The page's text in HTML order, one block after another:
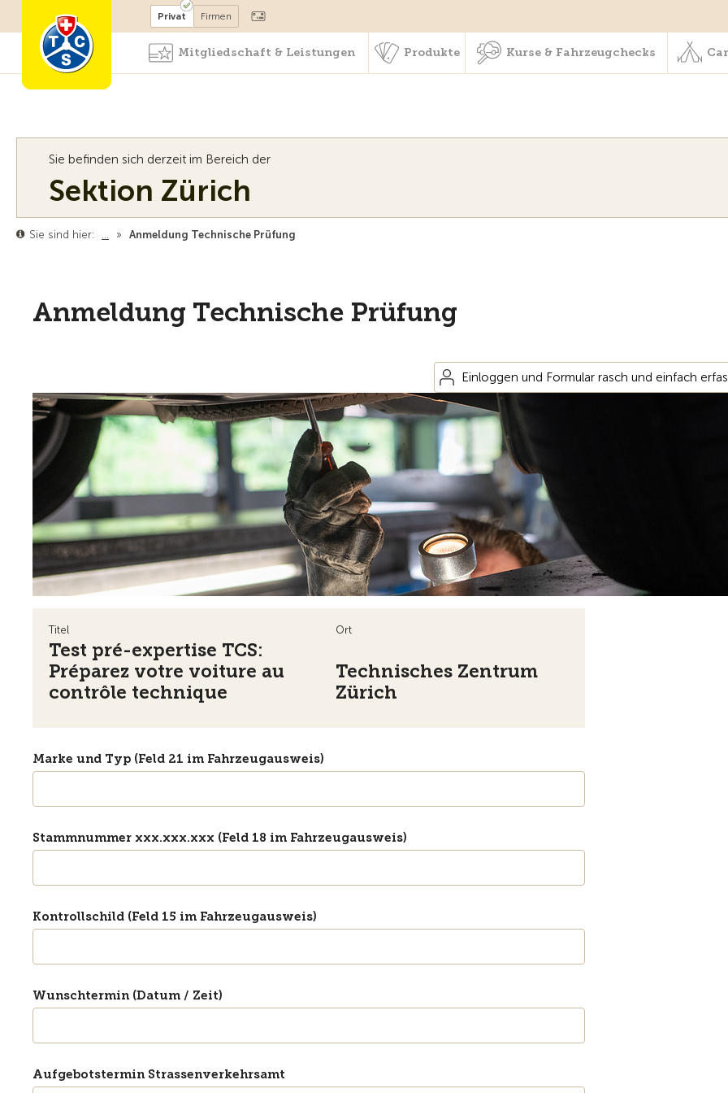
Mitglied werden
Privat Firmen
Mitgliedschaft & Leistungen Produkte Kurse & Fahrzeugchecks
Sie befinden sich derzeit im Bereich der
Sektion Zürich
Sie sind hier: … » Anmeldung Technische Prüfung
Anmeldung Technische Prüfung
Einloggen und Formular rasch und einfach
Titel Ort
Test pré-expertise TCS:
Préparez votre voiture au
contrôle technique
Technisches Zentrum
Zürich
Marke und Typ (Feld 21 im Fahrzeugausweis)
Stammnummer xxx.xxx.xxx (Feld 18 im Fahrzeugausweis)
Kontrollschild (Feld 15 im Fahrzeugausweis)
Wunschtermin (Datum / Zeit)
Aufgebotstermin Strassenverkehrsamt